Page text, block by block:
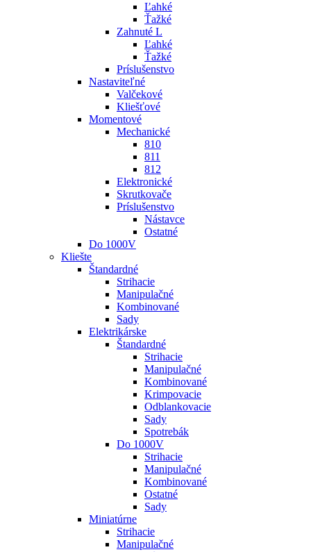
Ľahké
Ťažké
Zahnuté L
Ľahké
Ťažké
Príslušenstvo
Nastaviteľné
Valčekové
Kliešťové
Momentové
Mechanické
810
811
812
Elektronické
Skrutkovače
Príslušenstvo
Nástavce
Ostatné
Do 1000V
Kliešte
Štandardné
Strihacie
Manipulačné
Kombinované
Sady
Elektrikárske
Štandardné
Strihacie
Manipulačné
Kombinované
Krimpovacie
Odblankovacie
Sady
Spotrebák
Do 1000V
Strihacie
Manipulačné
Kombinované
Ostatné
Sady
Miniatúrne
Strihacie
Manipulačné